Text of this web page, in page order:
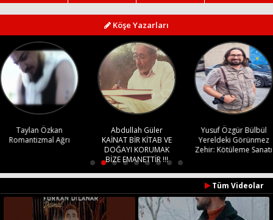
Köşe Yazarları
Abdullah Güler
KAİNAT BİR KİTAB VE
Yusuf Özgür Bülbül
Yereldeki Görünmez
Zehir: Kötüleme Sanatı
Fırat Demir
O Sesler Hâlâ
Kulaklarımda
Tüm Videolar
Haberin Doğru Adresi.